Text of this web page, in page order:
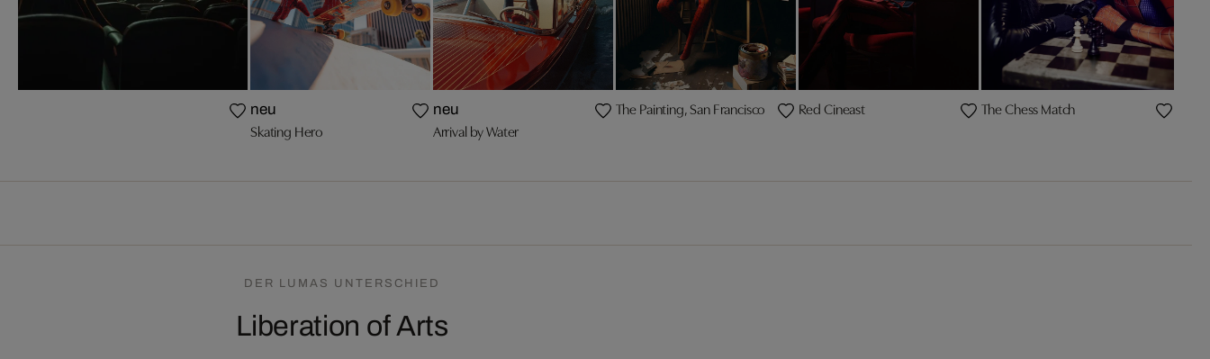
neu
Skating Hero
neu
Arrival by Water
The Painting, San Francisco Red Cineast The Chess Match
DER LUMAS UNTERSCHIED
Liberation of Arts